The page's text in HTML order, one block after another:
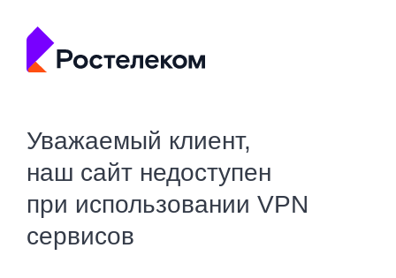
Уважаемый клиент,
наш сайт недоступен
при использовании VPN
сервисов